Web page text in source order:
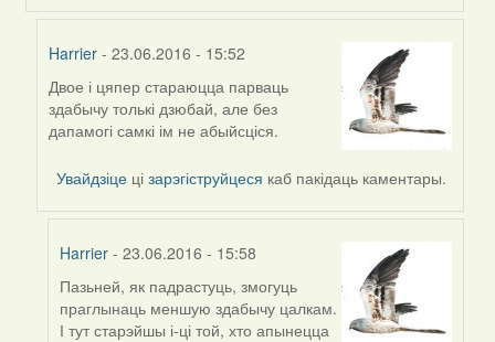
Harrier - 23.06.2016 - 15:52
In
reply
to
Harrier
Двое і цяпер стараюцца парваць
здабычу толькі дзюбай, але без
дапамогі самкі ім не абыйсціся.
Увайдзіце цізарэгіструйцеся каб пакідаць каментары.
Harrier- 23.06.2016 - 15:58
In
reply
Пазьней, як падрастуць, змогуць
праглынаць меншую здабычу цалкам.
І тут старэйшы і-ці той, хто апынецца